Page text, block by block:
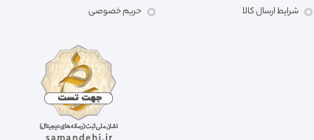
شرایط ارسال کالا
حریم خصوصی